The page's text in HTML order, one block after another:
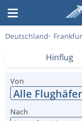
Deutschland
Hinflug
Von
Alle
Nach